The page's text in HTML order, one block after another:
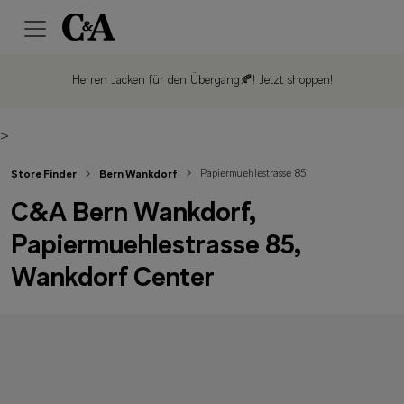
Herren Jacken für den Übergang🍂! Jetzt shoppen!
>
Store Finder Bern Wankdorf Papiermuehlestrasse 85
C&A Bern Wankdorf,
Papiermuehlestrasse 85,
Wankdorf Center